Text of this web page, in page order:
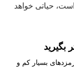
حیاتی خواهد
بسیار کم و